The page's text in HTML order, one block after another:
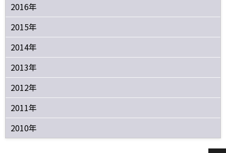
2016年
2015年
2014年
2013年
2012年
2011年
2010年